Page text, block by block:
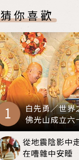
猜你喜歡
白先勇／世界
佛光山成立六
星雲法師百歲
從地震陰影中
在嘈雜中安睡